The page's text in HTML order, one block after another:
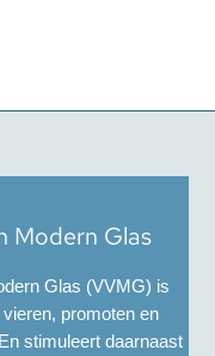
Modern Glas
Glas (VVMG) is
promoten en
stimuleert daarnaast